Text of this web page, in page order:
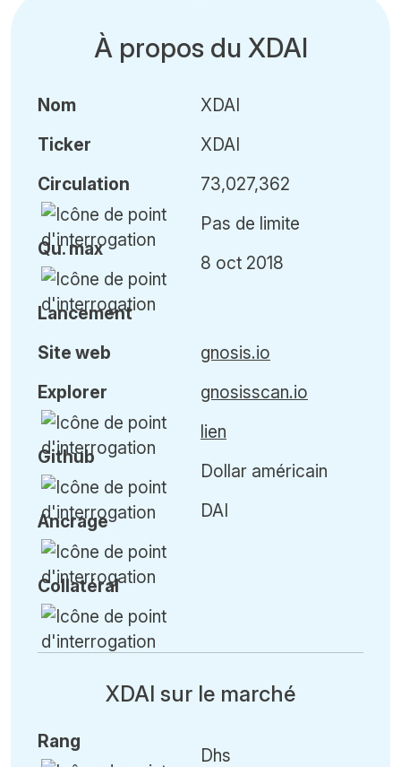
À propos du XDAI
Nom
Ticker
Circulation
Qu.max
Lancement
XDAI
XDAI
73,027,362
Pas de limite
8 oct 2018
Site web
Explorer
Github
Ancrage
Collatéral
gnosis.io
gnosisscan.io
lien
Dollar américain
DAI
XDAI sur le marché
Rang
Dhs